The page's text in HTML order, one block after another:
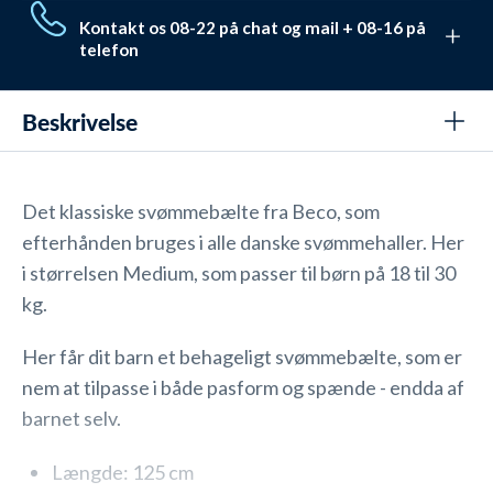
badetøj. De har givet en Trustpilot score på 4,7 ud af
5,0. De valgte alle Watery pga.
Kontakt os 08-22 på chat og mail + 08-16 på
telefon
Vi elsker at hjælpe. Derfor sidder vi klar Mandag-
Fredag fra 08 til 16
Beskrivelse
Det klassiske svømmebælte fra Beco, som
efterhånden bruges i alle danske svømmehaller. Her
i størrelsen Medium, som passer til børn på 18 til 30
kg.
Her får dit barn et behageligt svømmebælte, som er
nem at tilpasse i både pasform og spænde - endda af
barnet selv.
Længde: 125 cm